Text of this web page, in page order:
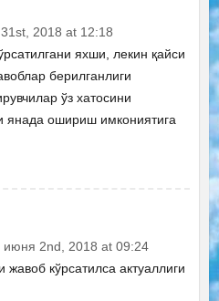
2018 at 12:18
яхши, лекин қайси
берилганлиги
ўз хатосини
янада ошириш имкониятига
июня 2nd, 2018 at 09:24
жавоб кўрсатилса актуаллиги